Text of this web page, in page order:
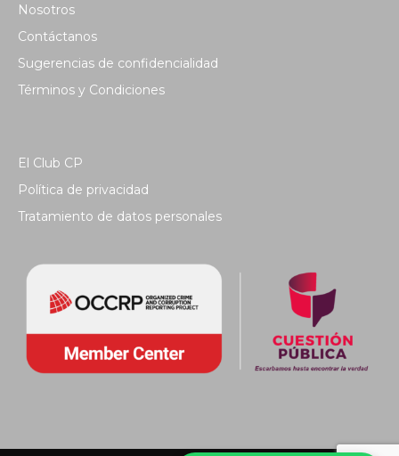
Nosotros
Contáctanos
Sugerencias de confidencialidad
Términos y Condiciones
El Club CP
Política de privacidad
Tratamiento de datos personales